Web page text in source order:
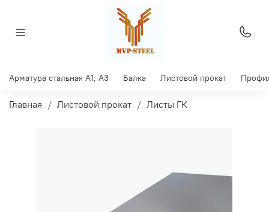
Арматура стальная A1, A3 Балка Листовой прокат
Главная Листовой прокат Листы ГК